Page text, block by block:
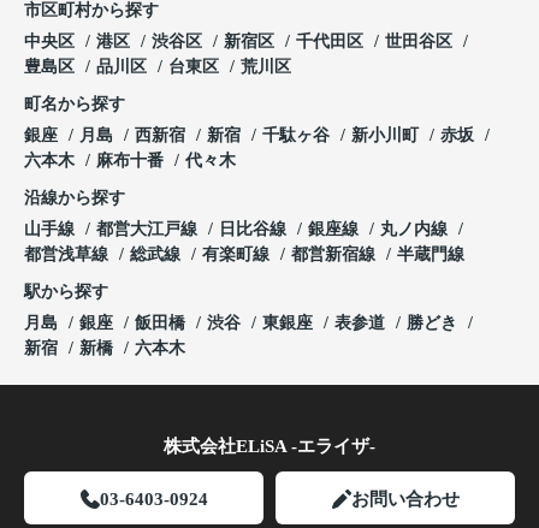
市区町村から探す
中央区
港区 渋谷区 新宿区 千代田区
世田谷区
豊島区
品川区 台東区 荒川区
町名から探す
銀座
月島 西新宿 新宿 千駄ヶ谷 新小川町
赤坂
六本木
麻布十番 代々木
沿線から探す
山手線
都営大江戸線 日比谷線 銀座線
丸ノ内線
都営浅草線
総武線 有楽町線 都営新宿線 半蔵門線
駅から探す
月島
銀座 飯田橋 渋谷 東銀座 表参道
勝どき
新宿
新橋 六本木
株式会社ELiSA -エライザ-
03-6403-0924 お問い合わせ